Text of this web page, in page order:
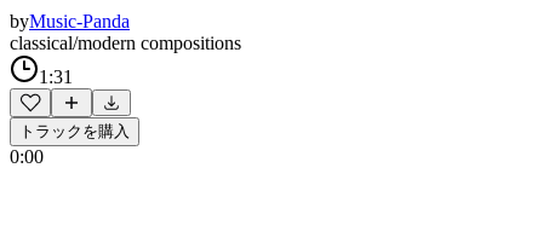
byMusic-Panda
classical/modern compositions
1:31
トラックを購入
0:00